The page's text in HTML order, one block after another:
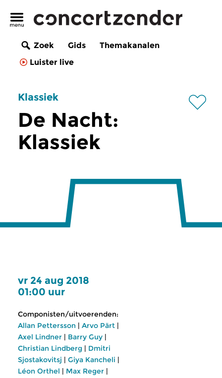
Zoek Gids
Themakanalen
Luister live
Klassiek
De Nacht:
Klassiek
vr 24 aug 2018
01:00 uur
Componisten/uitvoerenden:
Allan Pettersson | Arvo Pärt |
Axel Lindner | Barry Guy |
Christian Lindberg | Dmitri
Sjostakovitsj | Giya Kancheli |
Léon Orthel | Max Reger |